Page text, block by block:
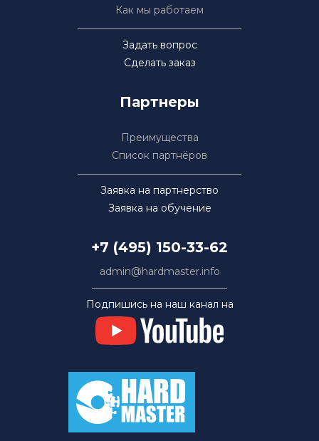
Как мы работаем
Задать вопрос
Сделать заказ
Партнеры
Преимущества
Список партнёров
Заявка на партнерство
Заявка на обучение
+7 (495) 150-33-62
admin@hardmaster.info
Подпишись на наш канал на